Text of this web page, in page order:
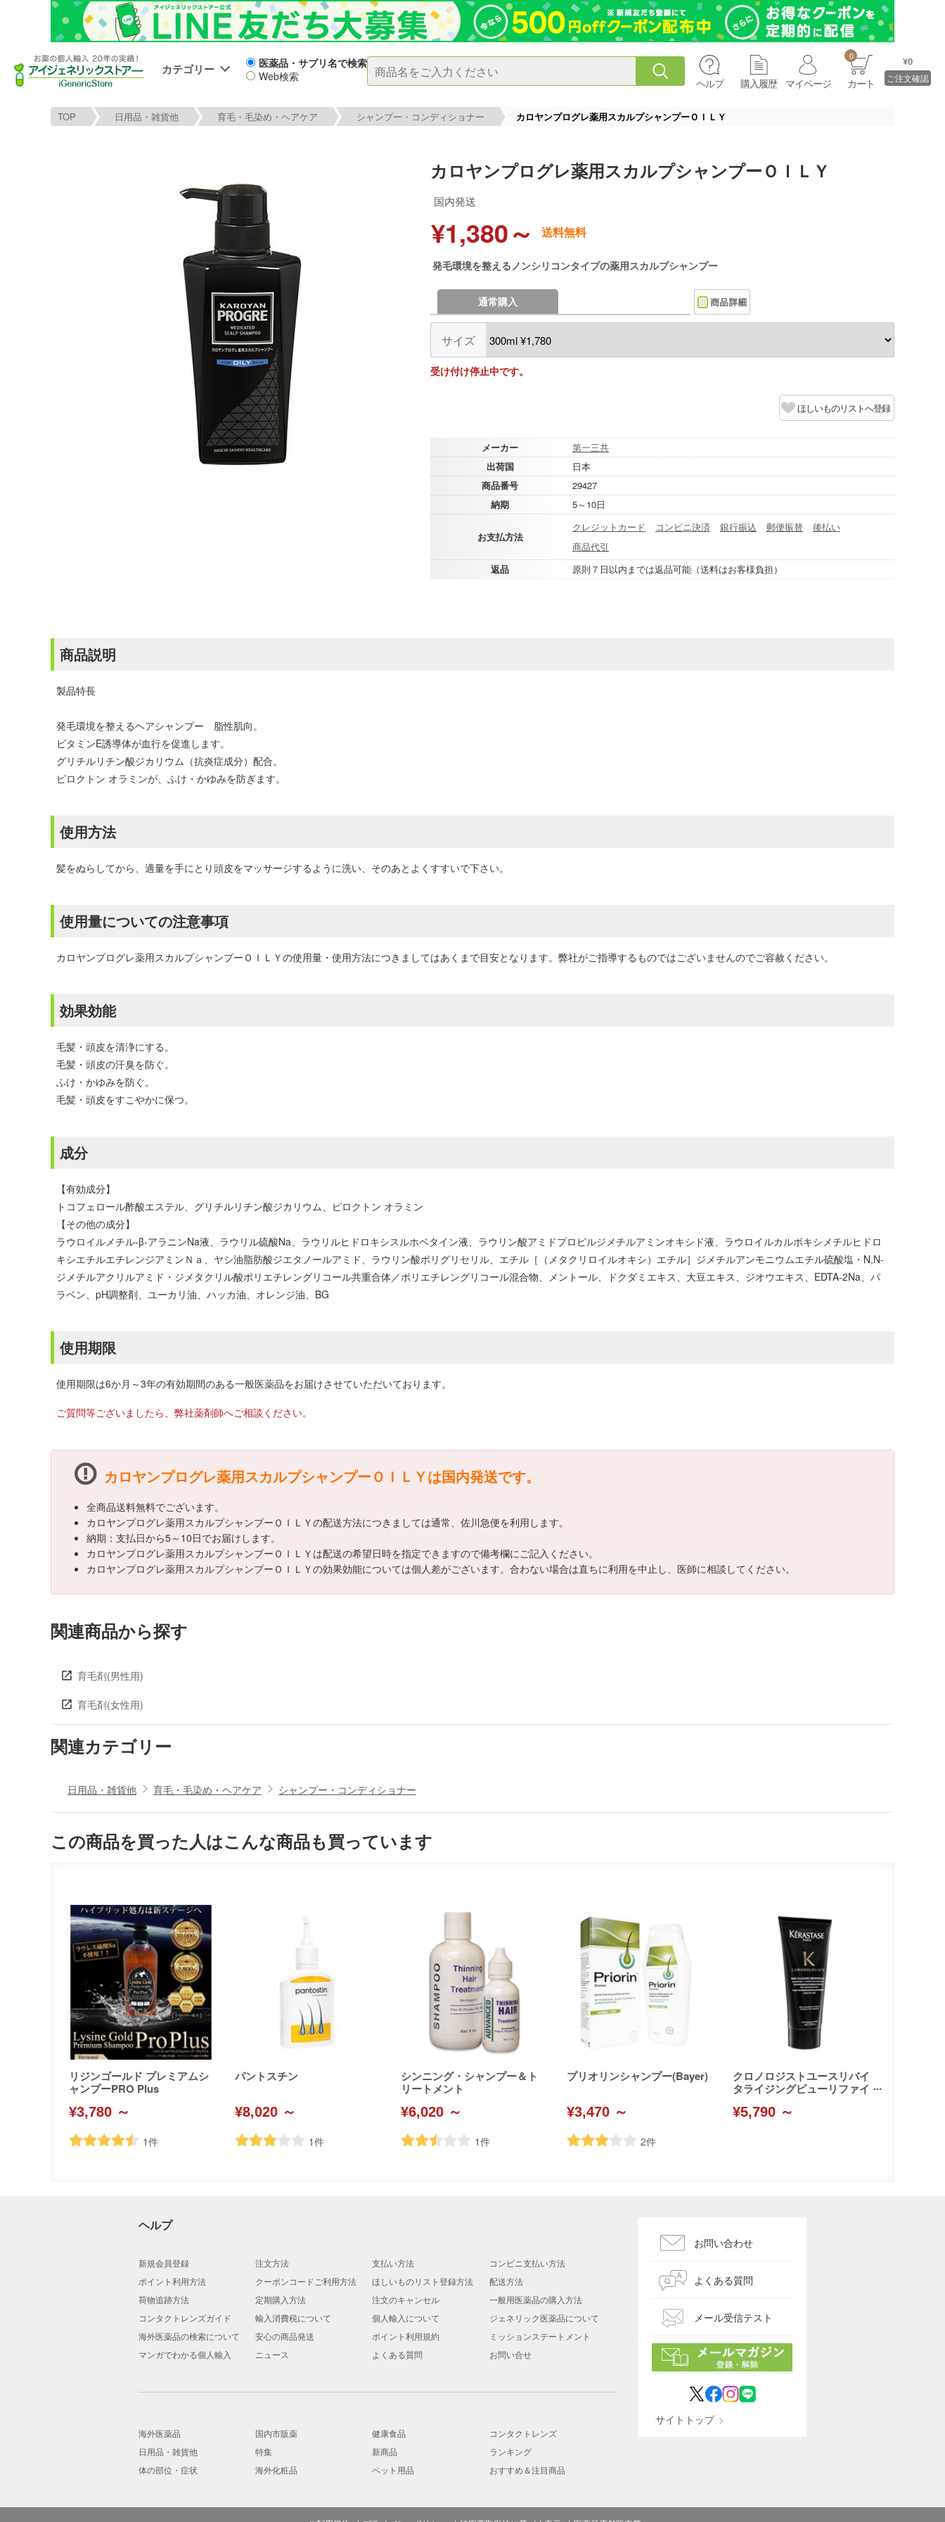
カテゴリー
医薬品・サプリ名で検索
Web検索
ヘルプ 購入履歴 マイページ
0
カート
¥0
ご注文確認
TOP 日用品・雑貨他 育毛・毛染め・ヘアケア シャンプー・コンディショナー カロヤンプログレ薬用スカルプシャンプーＯＩＬＹ
カロヤンプログレ薬用スカルプシャンプーＯＩＬＹ
国内発送
¥1,380～ 送料無料
発毛環境を整えるノンシリコンタイプの薬用スカルプシャンプー
通常購入
サイズ
受け付け停止中です。
ほしいものリストへ登録
メーカー
第一三共
出荷国
日本
商品番号
29427
納期
5～10日
お支払方法
クレジットカード コンビニ決済 銀行振込 郵便振替
後払い
商品代引
返品
原則７日以内までは返品可能（送料はお客様負担）
商品説明
製品特長
発毛環境を整えるヘアシャンプー 脂性肌向。
ビタミンE誘導体が血行を促進します。
グリチルリチン酸ジカリウム（抗炎症成分）配合。
ピロクトン オラミンが、ふけ・かゆみを防ぎます。
使用方法
髪をぬらしてから、適量を手にとり頭皮をマッサージするように洗い、そのあとよくすすいで下さい。
使用量についての注意事項
カロヤンプログレ薬用スカルプシャンプーＯＩＬＹの使用量・使用方法につきましてはあくまで目安となります。弊社がご指導するものではございませんのでご容赦ください。
効果効能
毛髪・頭皮を清浄にする。
毛髪・頭皮の汗臭を防ぐ。
ふけ・かゆみを防ぐ。
毛髪・頭皮をすこやかに保つ。
成分
【有効成分】
トコフェロール酢酸エステル、グリチルリチン酸ジカリウム、ピロクトン オラミン
【その他の成分】
ラウロイルメチル-β-アラニンNa液、ラウリル硫酸Na、ラウリルヒドロキシスルホベタイン液、ラウリン酸アミドプロピルジメチルアミンオキシド液、ラウロイルカルボキシメチルヒドロ
キシエチルエチレンジアミンＮａ、ヤシ油脂肪酸ジエタノールアミド、ラウリン酸ポリグリセリル、エチル［（メタクリロイルオキシ）エチル］ジメチルアンモニウムエチル硫酸塩・N,N-
ジメチルアクリルアミド・ジメタクリル酸ポリエチレングリコール共重合体／ポリエチレングリコール混合物、メントール、ドクダミエキス、大豆エキス、ジオウエキス、EDTA-2Na、パ
ラベン、pH調整剤、ユーカリ油、ハッカ油、オレンジ油、BG
使用期限
使用期限は6か月～3年の有効期間のある一般医薬品をお届けさせていただいております。
ご質問等ございましたら、弊社薬剤師へご相談ください。
カロヤンプログレ薬用スカルプシャンプーＯＩＬＹは国内発送です。
全商品送料無料でございます。
カロヤンプログレ薬用スカルプシャンプーＯＩＬＹの配送方法につきましては通常、佐川急便を利用します。
納期：支払日から5～10日でお届けします。
カロヤンプログレ薬用スカルプシャンプーＯＩＬＹは配送の希望日時を指定できますので備考欄にご記入ください。
カロヤンプログレ薬用スカルプシャンプーＯＩＬＹの効果効能については個人差がございます。合わない場合は直ちに利用を中止し、医師に相談してください。
関連商品から探す
育毛剤(男性用)
育毛剤(女性用)
関連カテゴリー
日用品・雑貨他 育毛・毛染め・ヘアケア シャンプー・コンディショナー
この商品を買った人はこんな商品も買っています
リジンゴールド プレミアムシ
ャンプーPRO Plus
¥3,780 ～
1件
パントスチン
¥8,020 ～
1件
シンニング・シャンプー＆ト
リートメント
¥6,020 ～
1件
プリオリンシャンプー(Bayer)
¥3,470 ～
2件
クロノロジストユースリバイ
タライジングピューリファイ
e)
¥5,790 ～
ヘルプ
新規会員登録 注文方法 支払い方法
コンビニ支払い方法
ポイント利用方法
クーポンコードご利用方法 ほしいものリスト登録方法
配送方法
荷物追跡方法
定期購入方法 注文のキャンセル
一般用医薬品の購入方法
コンタクトレンズガイド
輸入消費税について 個人輸入について
ジェネリック医薬品について
海外医薬品の検索について
安心の商品発送 ポイント利用規約
ミッションステートメント
マンガでわかる個人輸入
ニュース よくある質問 お問い合せ
海外医薬品 国内市販薬 健康食品
コンタクトレンズ
日用品・雑貨他
特集 新商品
ランキング
体の部位・症状
海外化粧品 ペット用品 おすすめ＆注目商品
お問い合わせ
よくある質問
メール受信テスト
サイトトップ